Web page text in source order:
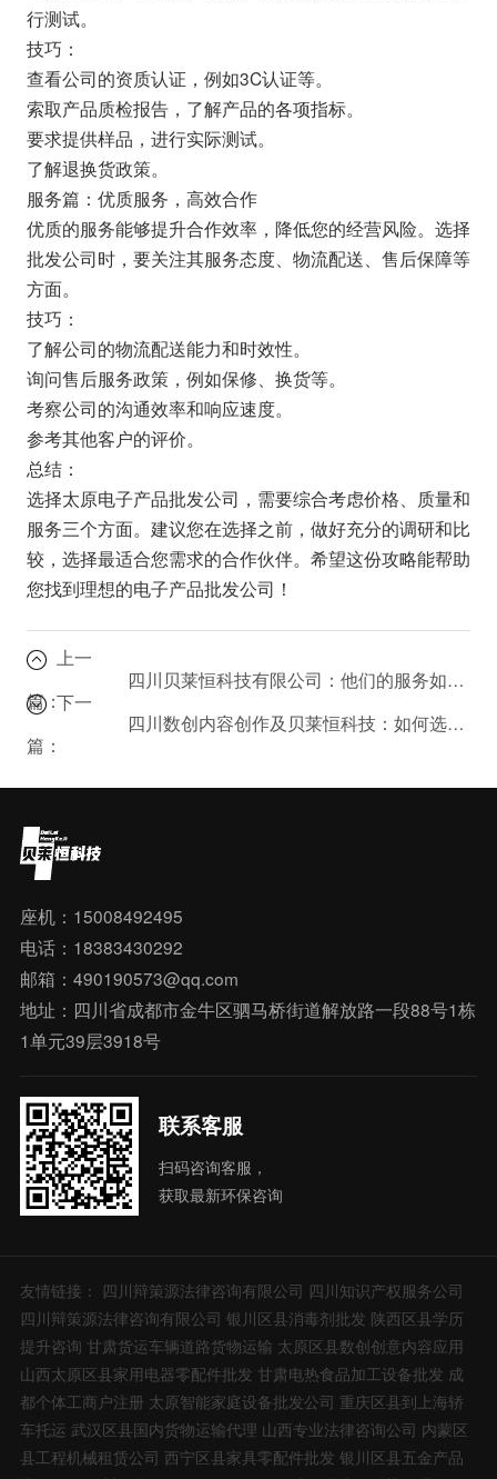
行测试。
技巧：
查看公司的资质认证，例如3C认证等。
索取产品质检报告，了解产品的各项指标。
要求提供样品，进行实际测试。
了解退换货政策。
服务篇：优质服务，高效合作
优质的服务能够提升合作效率，降低您的经营风险。选择
批发公司时，要关注其服务态度、物流配送、售后保障等
方面。
技巧：
了解公司的物流配送能力和时效性。
询问售后服务政策，例如保修、换货等。
考察公司的沟通效率和响应速度。
参考其他客户的评价。
总结：
选择太原电子产品批发公司，需要综合考虑价格、质量和
服务三个方面。建议您在选择之前，做好充分的调研和比
较，选择最适合您需求的合作伙伴。希望这份攻略能帮助
您找到理想的电子产品批发公司！
上一
篇：
四川贝莱恒科技有限公司：他们的服务如何？值得信赖吗？
下一
篇：
四川数创内容创作及贝莱恒科技：如何选择合适的数创内容创作公司？
座机：15008492495
电话：18383430292
邮箱：490190573@qq.com
地址：四川省成都市金牛区驷马桥街道解放路一段88号1栋
1单元39层3918号
联系客服
扫码咨询客服，
获取最新环保咨询
友情链接： 四川辩策源法律咨询有限公司 四川知识产权服务公司
四川辩策源法律咨询有限公司 银川区县消毒剂批发 陕西区县学历
提升咨询 甘肃货运车辆道路货物运输 太原区县数创创意内容应用
山西太原区县家用电器零配件批发 甘肃电热食品加工设备批发 成
都个体工商户注册 太原智能家庭设备批发公司 重庆区县到上海轿
车托运 武汉区县国内货物运输代理 山西专业法律咨询公司 内蒙区
县工程机械租赁公司 西宁区县家具零配件批发 银川区县五金产品